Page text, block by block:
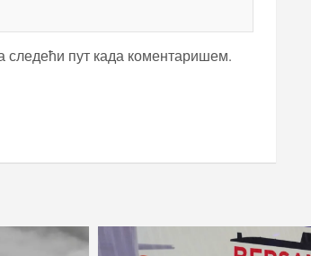
следећи пут када коментаришем.